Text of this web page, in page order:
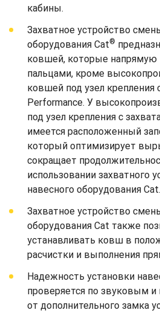
кабины.
Захватное устройство
оборудования Cat®
ковшей, которые напрямую
пальцами, кроме
ковшей под узел крепления
Performance. У
под узел крепления с
имеется расположенный
который оптимизирует
сокращает
использовании захватного
навесного оборудования Cat.
Захватное устройство
оборудования Cat также
устанавливать ковш в
расчистки и выполнения
Надежность установки
проверяется по звуковым
от дополнительного замка